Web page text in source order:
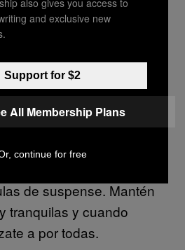
Lo que hace que
funcionen es el
hacer cosas pequeñas,
tu flotilla de
el momento exacto en
debes sobresaltar al
y el silencio es
de suspense. Mantén
tranquilas y cuando
a por todas.
and exclusive new
Support for $2
All Membership Plans
continue for free